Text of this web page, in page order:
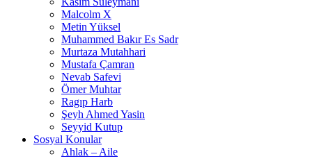
Malcolm X
Metin Yüksel
Muhammed Bakır Es Sadr
Murtaza Mutahhari
Mustafa Çamran
Nevab Safevi
Ömer Muhtar
Ragıp Harb
Şeyh Ahmed Yasin
Seyyid Kutup
Sosyal Konular
Ahlak – Aile